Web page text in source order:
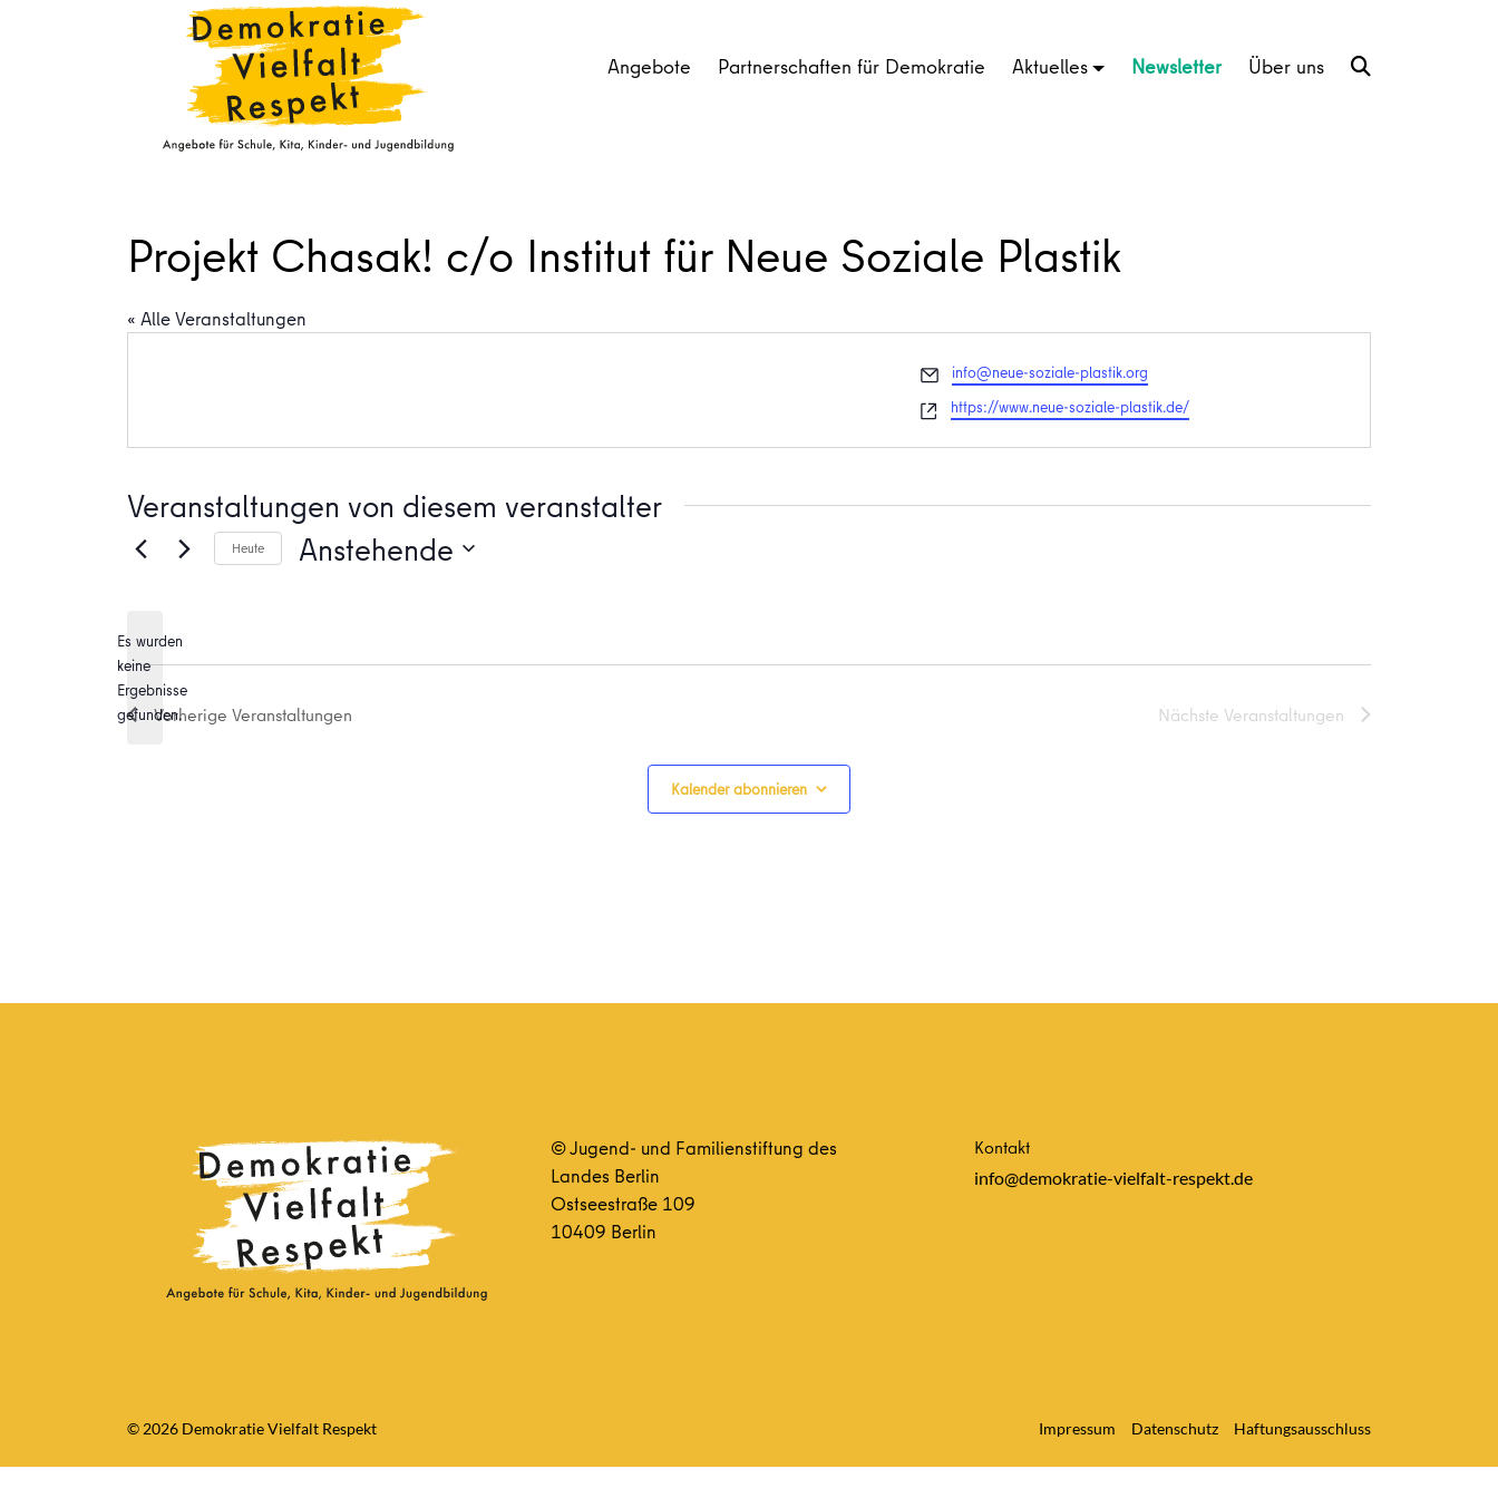
Angebote Partnerschaften für Demokratie Aktuelles Newsletter Über uns
Projekt Chasak! c/o Institut für Neue Soziale Plastik
« Alle Veranstaltungen
Email
info@neue-soziale-plastik.org
Webseite
https://www.neue-soziale-plastik.de/
Veranstaltungen von diesem veranstalter
Hinweis
Es wurden
keine
Ergebnisse
gefunden.
Heute Anstehende
Vorherige Veranstaltungen Nächste Veranstaltungen
Kalender abonnieren
© Jugend- und Familienstiftung des
Landes Berlin
Ostseestraße 109
10409 Berlin
Kontakt
info@demokratie-vielfalt-respekt.de
© 2026 Demokratie Vielfalt Respekt Impressum Datenschutz Haftungsausschluss